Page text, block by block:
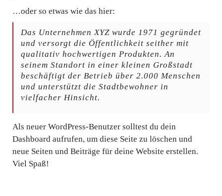
…oder so etwas wie das hier:
Das Unternehmen XYZ wurde 1971 gegründet
und versorgt die Öffentlichkeit seither mit
qualitativ hochwertigen Produkten. An
seinem Standort in einer kleinen Großstadt
beschäftigt der Betrieb über 2.000 Menschen
und unterstützt die Stadtbewohner in
vielfacher Hinsicht.
Als neuer WordPress-Benutzer solltest du dein
Dashboard aufrufen, um diese Seite zu löschen und
neue Seiten und Beiträge für deine Website erstellen.
Viel Spaß!